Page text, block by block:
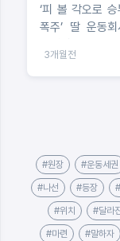
‘피 볼 각오로 승
폭주’ 딸 운동회
의 사연은?!
3개월전
#원장 #운동세권
#나선 #등장
#위치 #달라
#마련 #말하자